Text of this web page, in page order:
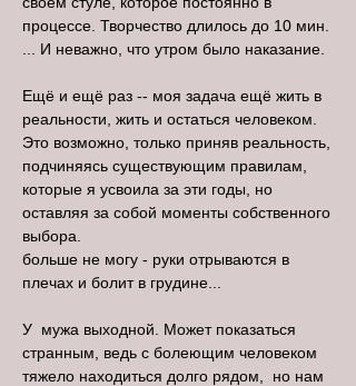
процессе. Творчество длилось до 10 мин.
... И неважно, что утром было наказание.
Ещё и ещё раз -- моя задача ещё жить в
реальности, жить и остаться человеком.
Это возможно, только приняв реальность,
подчиняясь существующим правилам,
которые я усвоила за эти годы, но
оставляя за собой моменты собственного
выбора.
больше не могу - руки отрываются в
плечах и болит в грудине...
У мужа выходной. Может показаться
странным, ведь с болеющим человеком
тяжело находиться долго рядом, но нам